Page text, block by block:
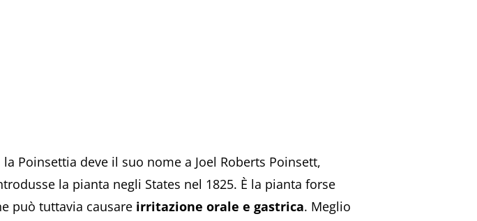
la Poinsettia deve il suo nome a Joel Roberts Poinsett,
la pianta negli States nel 1825. È la pianta forse
può tuttavia causare irritazione orale e gastrica. Meglio